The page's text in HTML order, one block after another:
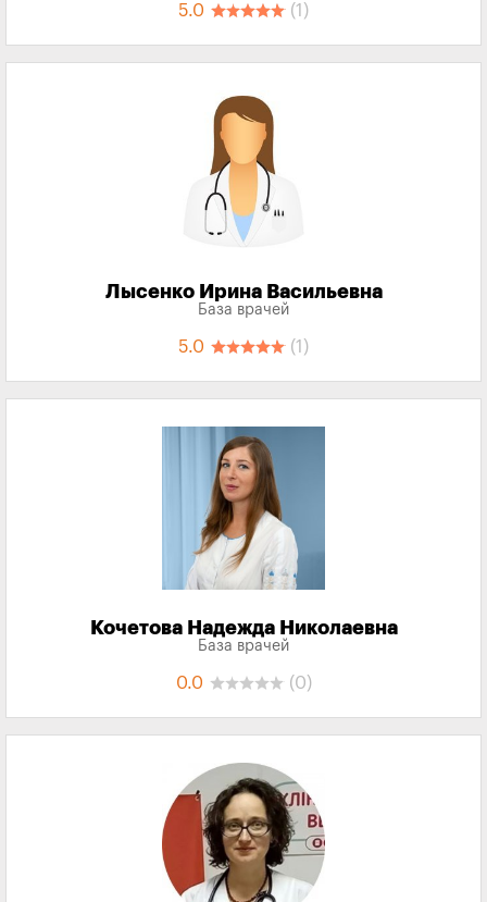
5.0 (1)
Лысенко Ирина Васильевна
База врачей
5.0 (1)
Кочетова Надежда Николаевна
База врачей
0.0 (0)